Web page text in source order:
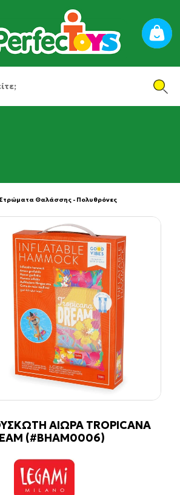
Στρώματα Θαλάσσης - Πολυθρόνες
ΑIΩΡΑ TROPICANA
(#BHAM0006)